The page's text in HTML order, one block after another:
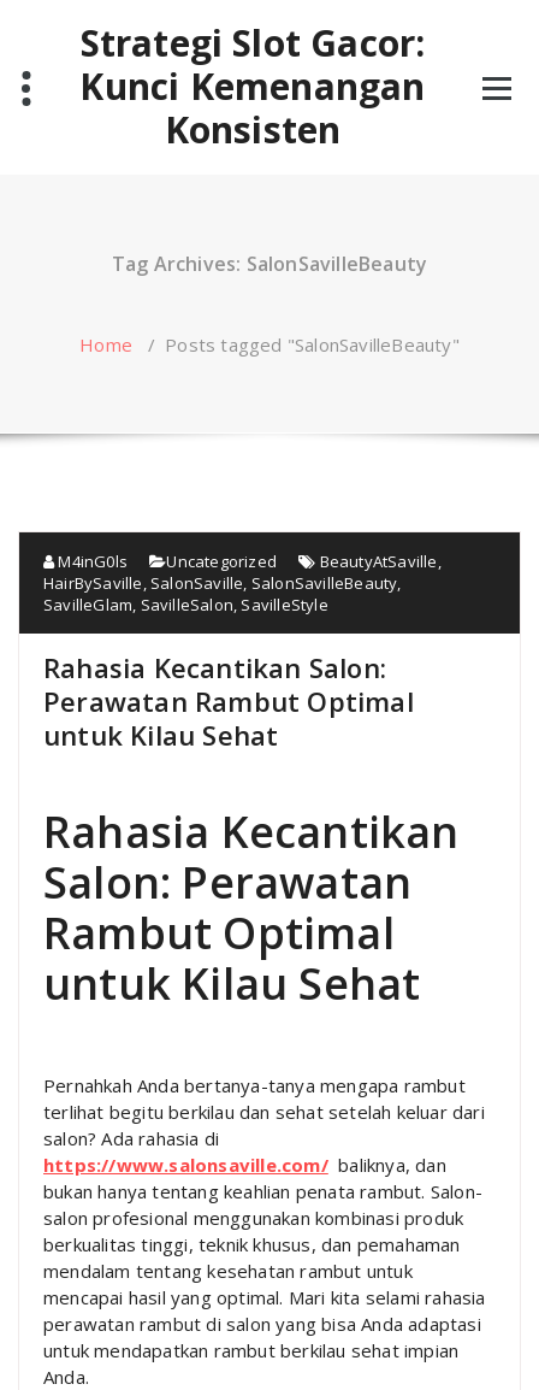
Strategi Slot Gacor:
Kunci Kemenangan
Konsisten
Tag Archives: SalonSavilleBeauty
Home / Posts tagged "SalonSavilleBeauty"
M4inG0ls Uncategorized BeautyAtSaville
HairBySaville SalonSaville SalonSavilleBeauty
SavilleGlam SavilleSalon SavilleStyle
Rahasia Kecantikan Salon:
Perawatan Rambut Optimal
untuk Kilau Sehat
Rahasia Kecantikan
Salon: Perawatan
Rambut Optimal
untuk Kilau Sehat
Pernahkah Anda bertanya-tanya mengapa rambut
terlihat begitu berkilau dan sehat setelah keluar dari
salon? Ada rahasia di
https://www.salonsaville.com/baliknya, dan
bukan hanya tentang keahlian penata rambut. Salon-
salon profesional menggunakan kombinasi produk
berkualitas tinggi, teknik khusus, dan pemahaman
mendalam tentang kesehatan rambut untuk
mencapai hasil yang optimal. Mari kita selami rahasia
perawatan rambut di salon yang bisa Anda adaptasi
untuk mendapatkan rambut berkilau sehat impian
Anda.